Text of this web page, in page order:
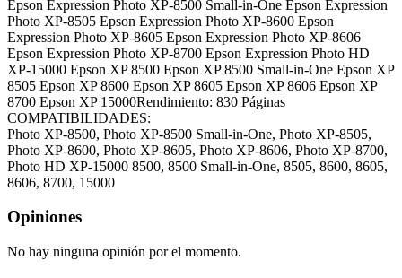
Epson Expression Photo XP-8500 Small-in-One Epson Expression
Photo XP-8505 Epson Expression Photo XP-8600 Epson
Expression Photo XP-8605 Epson Expression Photo XP-8606
Epson Expression Photo XP-8700 Epson Expression Photo HD
XP-15000 Epson XP 8500 Epson XP 8500 Small-in-One Epson XP
8505 Epson XP 8600 Epson XP 8605 Epson XP 8606 Epson XP
8700 Epson XP 15000Rendimiento: 830 Páginas
COMPATIBILIDADES:
Photo XP-8500, Photo XP-8500 Small-in-One, Photo XP-8505,
Photo XP-8600, Photo XP-8605, Photo XP-8606, Photo XP-8700,
Photo HD XP-15000 8500, 8500 Small-in-One, 8505, 8600, 8605,
8606, 8700, 15000
Opiniones
No hay ninguna opinión por el momento.